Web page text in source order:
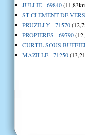
JULLIE - 69840
ST CLEMENT DE
PRUZILLY - 71570
PROPIERES - 69790
CURTIL SOUS
MAZILLE - 71250